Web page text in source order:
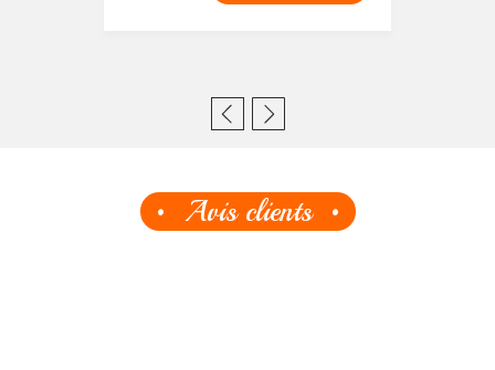
Avis clients